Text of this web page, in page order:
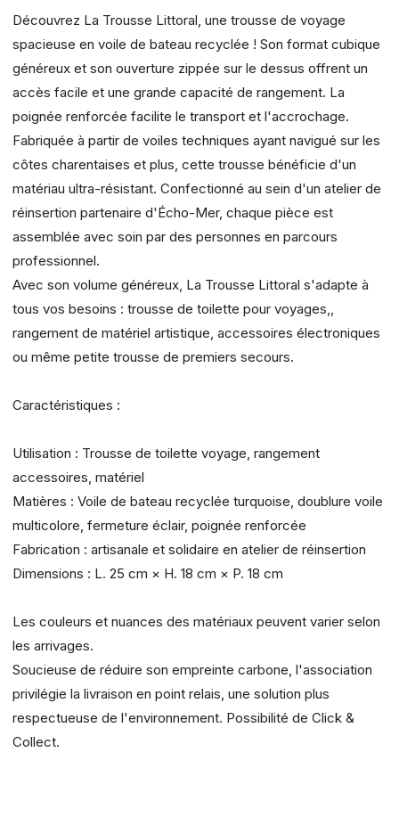
Découvrez La Trousse Littoral, une trousse de voyage
spacieuse en voile de bateau recyclée ! Son format cubique
généreux et son ouverture zippée sur le dessus offrent un
accès facile et une grande capacité de rangement. La
poignée renforcée facilite le transport et l'accrochage.
Fabriquée à partir de voiles techniques ayant navigué sur les
côtes charentaises et plus, cette trousse bénéficie d'un
matériau ultra-résistant. Confectionné au sein d'un atelier de
réinsertion partenaire d'Écho-Mer, chaque pièce est
assemblée avec soin par des personnes en parcours
professionnel.
Avec son volume généreux, La Trousse Littoral s'adapte à
tous vos besoins : trousse de toilette pour voyages,,
rangement de matériel artistique, accessoires électroniques
ou même petite trousse de premiers secours.
Caractéristiques :
Utilisation : Trousse de toilette voyage, rangement
accessoires, matériel
Matières : Voile de bateau recyclée turquoise, doublure voile
multicolore, fermeture éclair, poignée renforcée
Fabrication : artisanale et solidaire en atelier de réinsertion
Dimensions : L. 25 cm × H. 18 cm × P. 18 cm
Les couleurs et nuances des matériaux peuvent varier selon
les arrivages.
Soucieuse de réduire son empreinte carbone, l'association
privilégie la livraison en point relais, une solution plus
respectueuse de l'environnement. Possibilité de Click &
Collect.